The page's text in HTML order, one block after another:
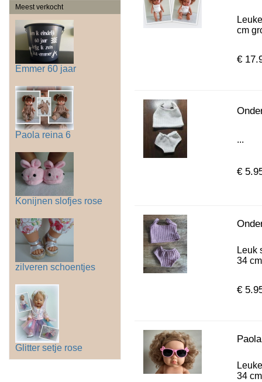
Meest verkocht
Emmer 60 jaar
Paola reina 6
Konijnen slofjes rose
zilveren schoentjes
Glitter setje rose
cm
€
...
€
Leuk
34
€
34